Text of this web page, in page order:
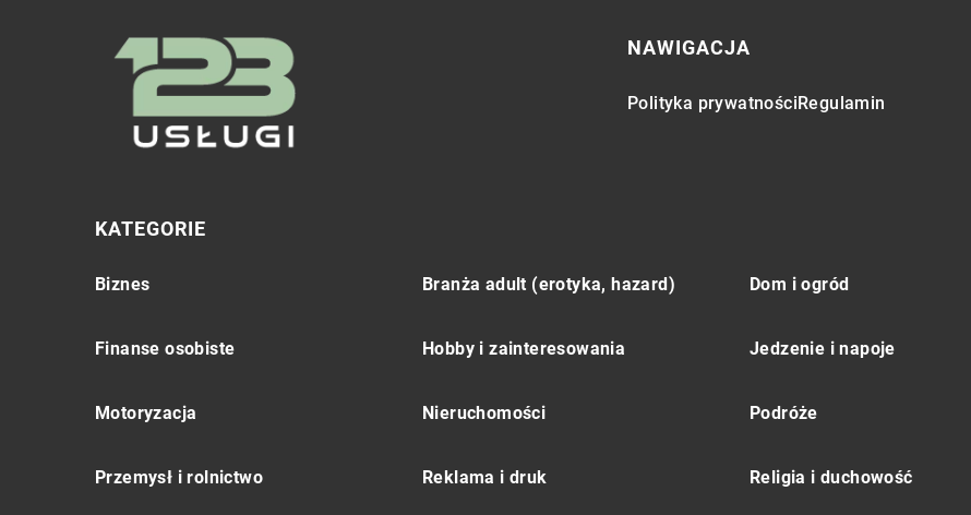
NAWIGACJA
Polityka prywatnościRegulamin
KATEGORIE
Biznes Branża adult (erotyka, hazard) Dom i ogród
Finanse osobiste Hobby i zainteresowania Jedzenie i napoje
Motoryzacja Nieruchomości Podróże
Przemysł i rolnictwo Reklama i druk Religia i duchowość